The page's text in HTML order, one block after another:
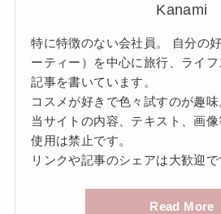
Kanami
特に特徴のない会社員。 自分の
ーティー）を中心に旅行、ライ
記事を書いています。
コスメが好きで色々試すのが趣味
当サイトの内容、テキスト、画
使用は禁止です。
リンクや記事のシェアは大歓迎で
Read More